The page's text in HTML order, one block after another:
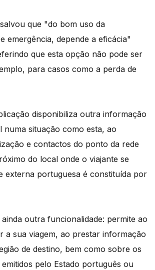
que "do bom uso da
emergência, depende a eficácia"
que esta opção não pode ser
para casos como a perda de
disponibiliza outra informação
numa situação como esta, ao
e contactos do ponto da rede
do local onde o viajante se
externa portuguesa é constituída por
outra funcionalidade: permite ao
a sua viagem, ao prestar informação
de destino, bem como sobre os
pelo Estado português ou